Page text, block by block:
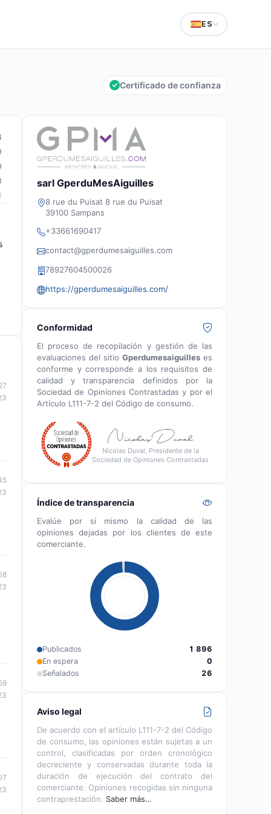
ES
Certificado de confianza
sarl GperduMesAiguilles
8 rue du Puisat 8 rue du Puisat
39100 Sampans
+33661690417
contact@gperdumesaiguilles.com
78927604500026
https://gperdumesaiguilles.com/
Conformidad
El proceso de recopilación y gestión de las
evaluaciones del sitio Gperdumesaiguilles es
conforme y corresponde a los requisitos de
calidad y transparencia definidos por la
Sociedad de Opiniones Contrastadas y por el
Artículo L111-7-2 del Código de consumo.
Nicolas Duval, Presidente de la
Sociedad de Opiniones Contrastadas
Índice de transparencia
Evalúe por sí mismo la calidad de las
opiniones dejadas por los clientes de este
comerciante.
Publicados
1 896
En espera
0
Señalados
26
Aviso legal
De acuerdo con el artículo L111-7-2 del Código
de consumo, las opiniones están sujetas a un
control, clasificadas por orden cronológico
decreciente y conservadas durante toda la
duración de ejecución del contrato del
comerciante. Opiniones recogidas sin ninguna
contraprestación. Saber más…